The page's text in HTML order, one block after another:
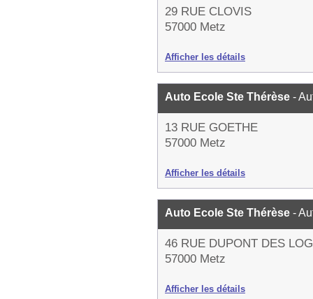
29 RUE CLOVIS
57000 Metz
Afficher les détails
Auto Ecole Ste Thérèse -
13 RUE GOETHE
57000 Metz
Afficher les détails
Auto Ecole Ste Thérèse -
46 RUE DUPONT DES
57000 Metz
Afficher les détails